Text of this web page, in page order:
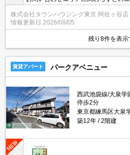
介可能です！！迷われている場合は
株式会社タウンハウジング東京 阿佐ヶ谷店
情報更新日 2026/08/05
残り8件を表示
賃貸アパート パークアベニュー
西武池袋線/大泉
停歩2分
東京都練馬区大泉
築12年
2階建